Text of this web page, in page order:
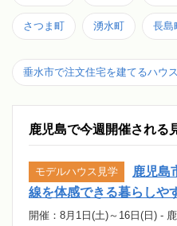
さつま町 湧水町 長島
垂水市で注文住宅を建てるハウ
鹿児島で今週開催される
鹿児島
線を体感できる暮らしや
開催：8月1日(土)～16日(日) -
モデルハウス見学